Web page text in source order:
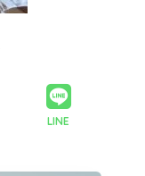
LINE